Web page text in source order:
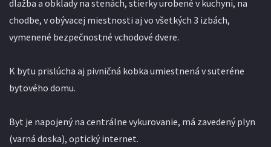
dlažba a obklady na stenách, stierky urobené v kuchyni, na
chodbe, v obývacej miestnosti aj vo všetkých 3 izbách,
vymenené bezpečnostné vchodové dvere.
K bytu prislúcha aj pivničná kobka umiestnená v suteréne
bytového domu.
Byt je napojený na centrálne vykurovanie, má zavedený plyn
(varná doska), optický internet.